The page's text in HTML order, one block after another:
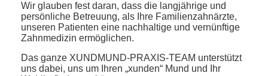
Wir glauben fest daran, dass die langjährige und
persönliche Betreuung, als Ihre Familienzahnärzte,
unseren Patienten eine nachhaltige und vernünftige
Zahnmedizin ermöglichen.
Das ganze XUNDMUND-PRAXIS-TEAM unterstützt
uns dabei, uns um Ihren „xunden“ Mund und Ihr